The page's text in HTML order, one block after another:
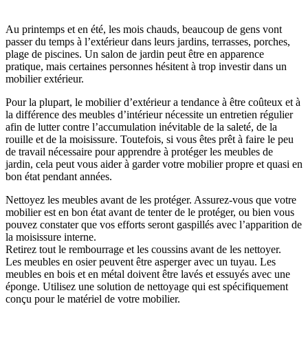
Au printemps et en été, les mois chauds, beaucoup de gens vont
passer du temps à l’extérieur dans leurs jardins, terrasses, porches,
plage de piscines. Un salon de jardin peut être en apparence
pratique, mais certaines personnes hésitent à trop investir dans un
mobilier extérieur.
Pour la plupart, le mobilier d’extérieur a tendance à être coûteux et à
la différence des meubles d’intérieur nécessite un entretien régulier
afin de lutter contre l’accumulation inévitable de la saleté, de la
rouille et de la moisissure. Toutefois, si vous êtes prêt à faire le peu
de travail nécessaire pour apprendre à protéger les meubles de
jardin, cela peut vous aider à garder votre mobilier propre et quasi en
bon état pendant années.
Nettoyez les meubles avant de les protéger. Assurez-vous que votre
mobilier est en bon état avant de tenter de le protéger, ou bien vous
pouvez constater que vos efforts seront gaspillés avec l’apparition de
la moisissure interne.
Retirez tout le rembourrage et les coussins avant de les nettoyer.
Les meubles en osier peuvent être asperger avec un tuyau. Les
meubles en bois et en métal doivent être lavés et essuyés avec une
éponge. Utilisez une solution de nettoyage qui est spécifiquement
conçu pour le matériel de votre mobilier.